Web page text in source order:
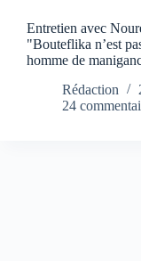
Entretien avec
"Bouteflika n’est
homme de
Rédaction
24